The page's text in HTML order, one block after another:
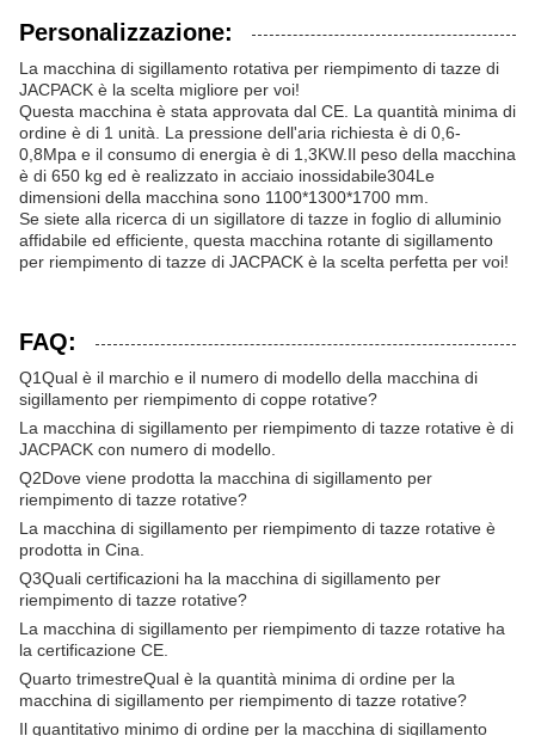
Personalizzazione:
La macchina di sigillamento rotativa per riempimento di tazze di
JACPACK è la scelta migliore per voi!
Questa macchina è stata approvata dal CE. La quantità minima di
ordine è di 1 unità. La pressione dell'aria richiesta è di 0,6-
0,8Mpa e il consumo di energia è di 1,3KW.Il peso della macchina
è di 650 kg ed è realizzato in acciaio inossidabile304Le
dimensioni della macchina sono 1100*1300*1700 mm.
Se siete alla ricerca di un sigillatore di tazze in foglio di alluminio
affidabile ed efficiente, questa macchina rotante di sigillamento
per riempimento di tazze di JACPACK è la scelta perfetta per voi!
FAQ:
Q1Qual è il marchio e il numero di modello della macchina di
sigillamento per riempimento di coppe rotative?
La macchina di sigillamento per riempimento di tazze rotative è di
JACPACK con numero di modello.
Q2Dove viene prodotta la macchina di sigillamento per
riempimento di tazze rotative?
La macchina di sigillamento per riempimento di tazze rotative è
prodotta in Cina.
Q3Quali certificazioni ha la macchina di sigillamento per
riempimento di tazze rotative?
La macchina di sigillamento per riempimento di tazze rotative ha
la certificazione CE.
Quarto trimestreQual è la quantità minima di ordine per la
macchina di sigillamento per riempimento di tazze rotative?
Il quantitativo minimo di ordine per la macchina di sigillamento